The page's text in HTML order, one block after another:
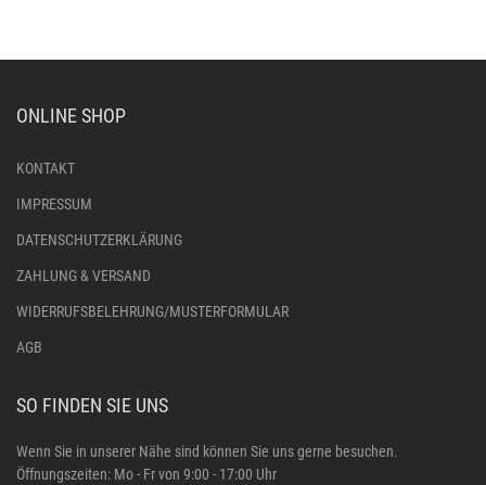
ONLINE SHOP
KONTAKT
IMPRESSUM
DATENSCHUTZERKLÄRUNG
ZAHLUNG & VERSAND
WIDERRUFSBELEHRUNG/MUSTERFORMULAR
AGB
SO FINDEN SIE UNS
Wenn Sie in unserer Nähe sind können Sie uns gerne besuchen.
Öffnungszeiten: Mo - Fr von 9:00 - 17:00 Uhr